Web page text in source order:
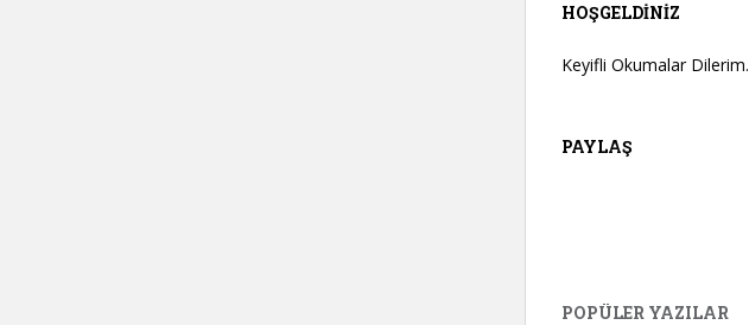
HOŞGELDINIZ
Keyifli Okumalar Dilerim.
PAYLAŞ
POPÜLER YAZILAR